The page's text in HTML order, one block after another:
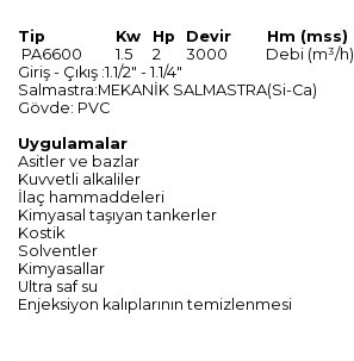
Tip Kw Hp Devir Hm (mss)
PA6600
1.5 2 3000 Debi (m³/h)
Giriş - Çıkış :1.1/2" - 1.1/4"
Salmastra:MEKANİK SALMASTRA(Si-Ca)
Gövde: PVC
Uygulamalar
Asitler ve bazlar
Kuvvetli alkaliler
İlaç hammaddeleri
Kimyasal taşıyan tankerler
Kostik
Solventler
Kimyasallar
Ultra saf su
Enjeksiyon kalıplarının temizlenmesi